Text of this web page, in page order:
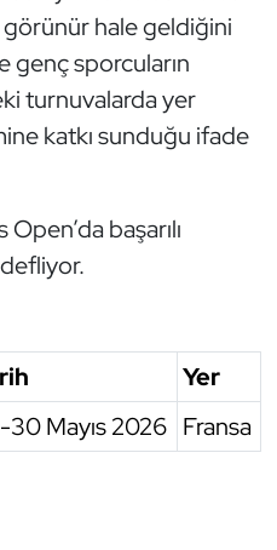
hale geldiğini
genç sporcuların
turnuvalarda yer
katkı sunduğu ifade
başarılı
Yer
30 Mayıs 2026 Fransa